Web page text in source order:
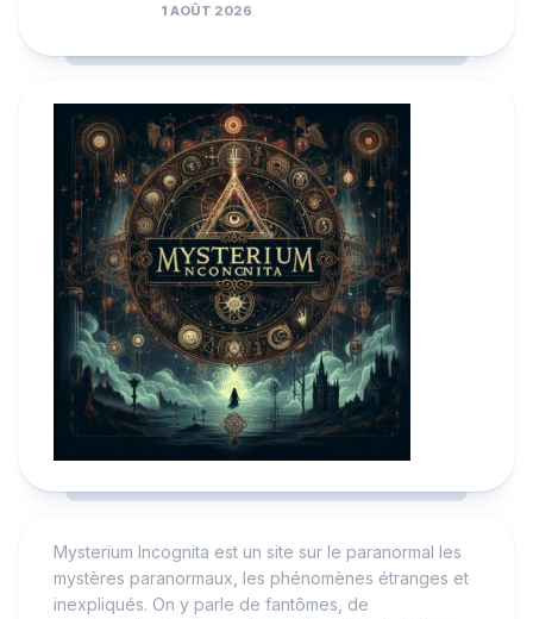
1 AOÛT 2026
Mysterium Incognita est un site sur le paranormal les
mystères paranormaux, les phénomènes étranges et
inexpliqués. On y parle de fantômes, de